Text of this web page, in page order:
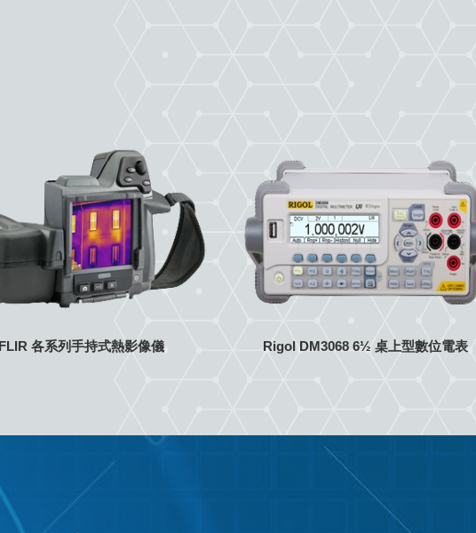
FLIR 各系列手持式熱影像儀 Rigol DM3068 6½ 桌上型數位電表